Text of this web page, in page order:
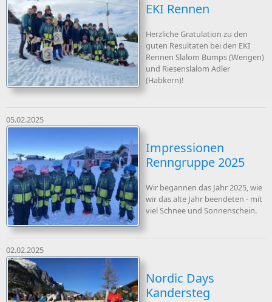
EKI Rennen
Herzliche Gratulation zu den
guten Resultaten bei den EKI
Rennen Slalom Bumps (Wengen)
und Riesenslalom Adler
(Habkern)!
05.02.2025
Impressionen
Renngruppe 2025
Wir begannen das Jahr 2025, wie
wir das alte Jahr beendeten - mit
viel Schnee und Sonnenschein.
02.02.2025
Nordic Days
Kandersteg